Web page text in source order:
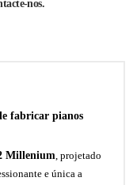
nos.
fabricar pianos
Millenium, projetado
e única a